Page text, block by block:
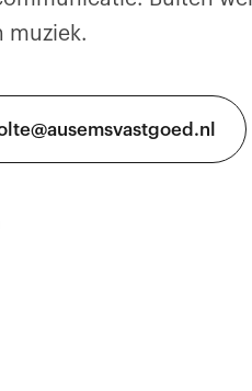
muziek.